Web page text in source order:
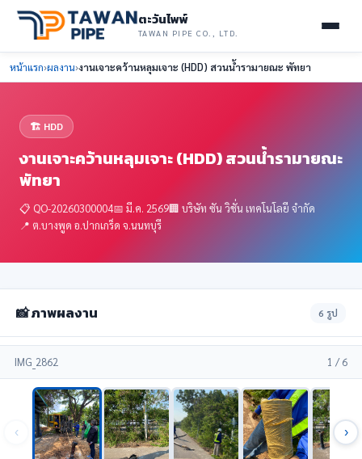
ตะวันไพพ์
TAWAN PIPE CO., LTD.
หน้าแรก›ผลงาน› งานเจาะคว้านหลุมเจาะ (HDD) สวนน้ำรามายณะ พัทยา
🏗️ HDD
งานเจาะคว้านหลุมเจาะ (HDD) สวนน้ำรามายณะ
พัทยา
📋 QO-20260300004📅 มี.ค. 2569🏢 บริษัท ซัน วิชั่น เทคโนโลยี จำกัด
📍 ต.บางพูด อ.ปากเกร็ด จ.นนทบุรี
📸 ภาพผลงาน 6 รูป
‹ ›
IMG_2862 1 / 6
‹ ›